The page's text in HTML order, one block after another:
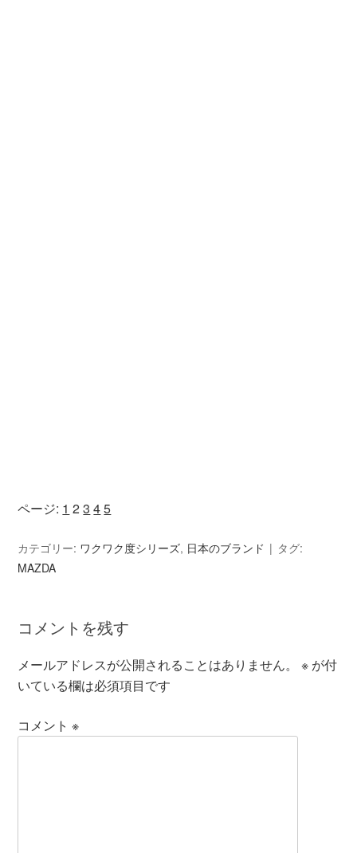
ページ: 1 23 45
カテゴリー: ワクワク度シリーズ, 日本のブランド
タグ:
MAZDA
コメントを残す
メールアドレスが公開されることはありません。 ※ が付
いている欄は必須項目です
コメント※